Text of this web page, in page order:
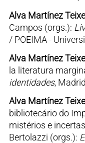
Alva Martínez
Campos (orgs.):
/ POEIMA -
Alva Martínez
la literatura
identidades,
Alva Martínez
bibliotecário do
mistérios e
Bertolazzi (orgs.):